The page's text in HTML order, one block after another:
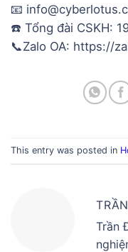
📧
☎️ Tổng đài CSKH:
📞Zalo OA: https://
This entry was posted in
Trần